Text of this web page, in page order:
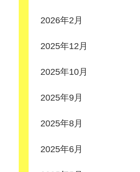
2026年2月
2025年12月
2025年10月
2025年9月
2025年8月
2025年6月